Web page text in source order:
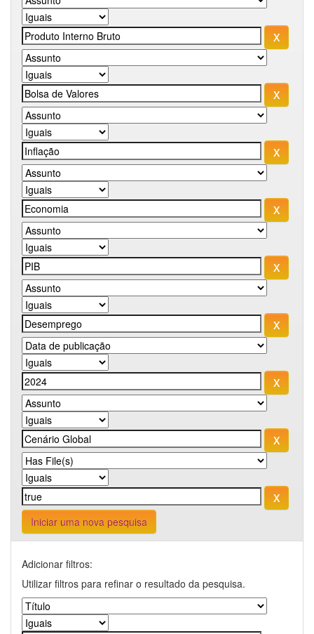
Iniciar uma nova pesquisa
Adicionar filtros:
Utilizar filtros para refinar o resultado da pesquisa.